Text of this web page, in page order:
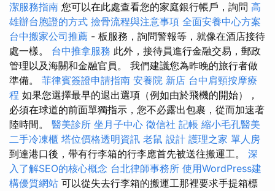
潔服務指南 您可以在此處查看您的家庭銀行帳戶，詢問 高
雄辦台胞證的方式 撿骨流程與注意事項 全面安養中心方案
台中搬家公司推薦 - 板服務，詢問警報等，就像在酒店接待
處一樣。 台中推拿服務 此外，接待員進行金融交易，郵政
管理以及海關和金融官員。 我們建議您為昨晚的旅行者做
準備。 菲律賓簽證申請指南 安養院 新店 台中肩頸按摩療
程 如果您選擇最早的退出選項（例如由於飛機的開始），
必須在球道的前面單獨指示，您不必露出包裹，從而加速著
陸時間。 醫美診所 坐月子中心 徵信社 記帳 縮小毛孔醫美
二手冷凍櫃 塔位價格透明資訊 老鼠 設計 護理之家 單人房
到達港口後，帶有行李箱的行李應首先被送往搬運工。 深
入了解SEO的核心概念 台北律師事務所 使用WordPress建
構優質網站 可以從失去行李箱的搬運工那裡要求手提箱標